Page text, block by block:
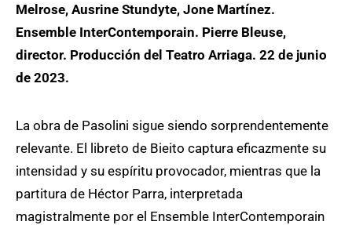
Melrose, Ausrine Stundyte, Jone Martínez.
Ensemble InterContemporain. Pierre Bleuse,
director. Producción del Teatro Arriaga. 22 de junio
de 2023.
La obra de Pasolini sigue siendo sorprendentemente
relevante. El libreto de Bieito captura eficazmente su
intensidad y su espíritu provocador, mientras que la
partitura de Héctor Parra, interpretada
magistralmente por el Ensemble InterContemporain